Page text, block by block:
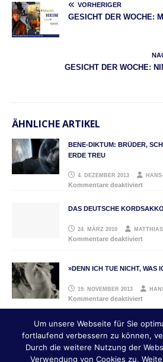
VORHERIGER
GESICHT DER WOCHE:
GESICHT DER WOCHE:
ÄHNLICHE ARTIKEL
BENE-DIKTUM: BRÜDER,
ERDE TREU
4. DEZEMBER 2013
Kommentare deaktiviert
DAS DEUTSCHE KORDSAKKO
24. MÄRZ 2010
Kommentare deaktiviert
»DENN ICH TUE NICHT, WAS
19. NOVEMBER 2013
Kommentare deaktiviert
Um unsere Webseite für Sie
fortlaufend verbessern zu können,
Durch die weitere Nutzung der
Verwendung von Cookies zu.